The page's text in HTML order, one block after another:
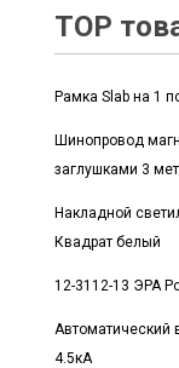
TOP
Рамка Slab на 1
Шинопровод
заглушками 3
Накладной
Квадрат белый
12-3112-13 ЭРА
4.5кА